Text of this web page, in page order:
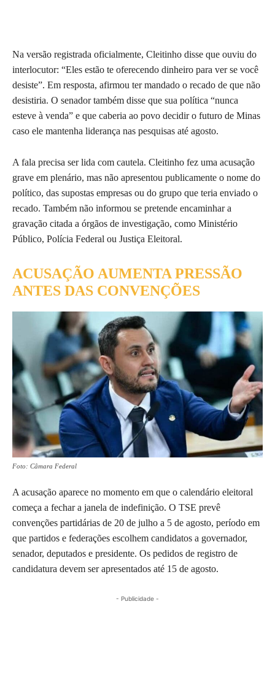
Na versão registrada oficialmente, Cleitinho disse que ouviu do
interlocutor: “Eles estão te oferecendo dinheiro para ver se você
desiste”. Em resposta, afirmou ter mandado o recado de que não
desistiria. O senador também disse que sua política “nunca
esteve à venda” e que caberia ao povo decidir o futuro de Minas
caso ele mantenha liderança nas pesquisas até agosto.
A fala precisa ser lida com cautela. Cleitinho fez uma acusação
grave em plenário, mas não apresentou publicamente o nome do
político, das supostas empresas ou do grupo que teria enviado o
recado. Também não informou se pretende encaminhar a
gravação citada a órgãos de investigação, como Ministério
Público, Polícia Federal ou Justiça Eleitoral.
ACUSAÇÃO AUMENTA PRESSÃO
ANTES DAS CONVENÇÕES
Foto: Câmara Federal
A acusação aparece no momento em que o calendário eleitoral
começa a fechar a janela de indefinição. O TSE prevê
convenções partidárias de 20 de julho a 5 de agosto, período em
que partidos e federações escolhem candidatos a governador,
senador, deputados e presidente. Os pedidos de registro de
candidatura devem ser apresentados até 15 de agosto.
- Publicidade -